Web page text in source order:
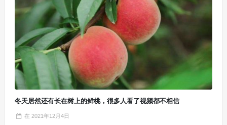
冬天居然还有长在树上的鲜桃，很多人看了视频都不相信
在 2021年12月4日